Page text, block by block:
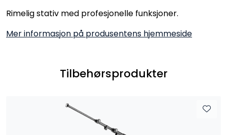
Rimelig stativ med profesjonelle funksjoner.
Mer informasjon på produsentens hjemmeside
Tilbehørsprodukter